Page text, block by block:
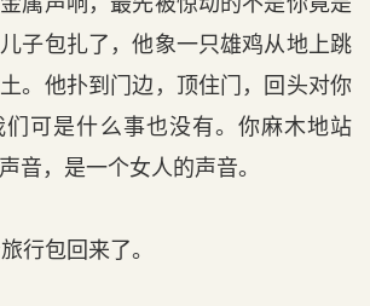
子包扎了，他象一只雄鸡从地上跳
。他扑到门边，顶住门，回头对你
可是什么事也没有。你麻木地站
音，是一个女人的声音。
行包回来了。